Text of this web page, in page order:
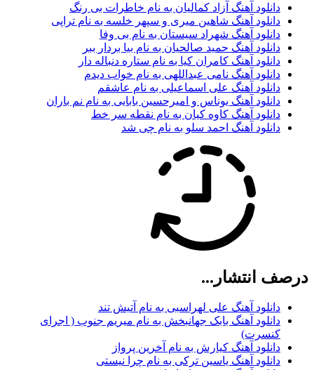
دانلود آهنگ آزاد کمالیان به نام خاطرات بی رنگ
دانلود آهنگ شاهین میری و سپهر خلسه به نام تراپی
دانلود آهنگ شهراد سیستان به نام بی وفا
دانلود آهنگ حمید صالحیان به نام بیا بردار ببر
دانلود آهنگ کامران کیا به نام ستاره دنباله دار
دانلود آهنگ نامی عبداللهی به نام خواب دیدم
دانلود آهنگ علی اسماعیلی به نام عاشقم
دانلود آهنگ یوناس و امیرحسین بابایی به نام نم باران
دانلود آهنگ کاوه کیان به نام نقطه سر خط
دانلود آهنگ احمد سلو به نام چی شد
درصف انتشار...
دانلود آهنگ علی لهراسبی به نام آتیش تند
دانلود آهنگ بابک جهانبخش به نام میریم جنوب ( اجرای
کنسرت)
دانلود آهنگ کیارش به نام آخرین پرواز
دانلود آهنگ یاسین ترکی به نام چرا نیستی